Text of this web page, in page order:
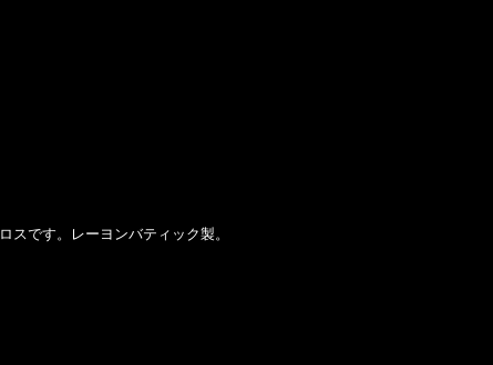
です。レーヨンバティック製。